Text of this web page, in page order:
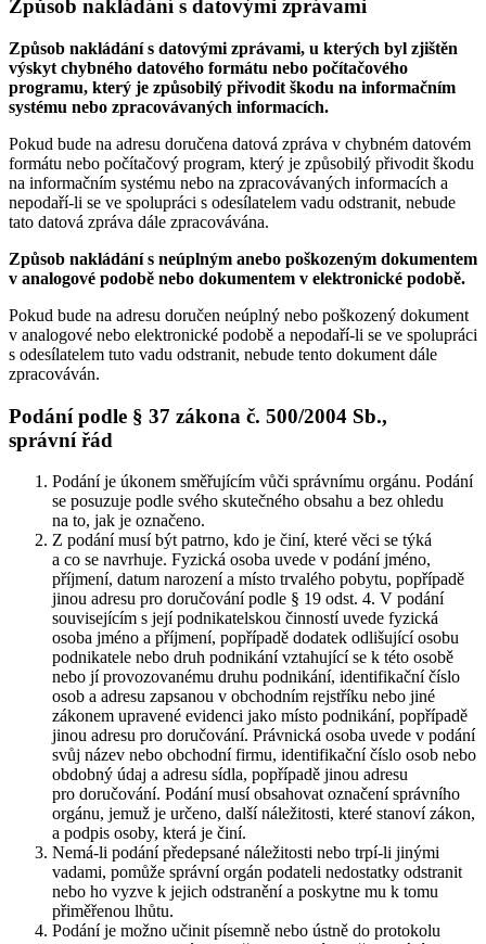
Způsob nakládání s datovými zprávami
Způsob nakládání s datovými zprávami, u kterých byl zjištěn
výskyt chybného datového formátu nebo počítačového
programu, který je způsobilý přivodit škodu na informačním
systému nebo zpracovávaných informacích.
Pokud bude na adresu doručena datová zpráva v chybném datovém
formátu nebo počítačový program, který je způsobilý přivodit škodu
na informačním systému nebo na zpracovávaných informacích a
nepodaří-li se ve spolupráci s odesílatelem vadu odstranit, nebude
tato datová zpráva dále zpracovávána.
Způsob nakládání s neúplným anebo poškozeným dokumentem
v analogové podobě nebo dokumentem v elektronické podobě.
Pokud bude na adresu doručen neúplný nebo poškozený dokument
v analogové nebo elektronické podobě a nepodaří-li se ve spolupráci
s odesílatelem tuto vadu odstranit, nebude tento dokument dále
zpracováván.
Podání podle § 37 zákona č. 500/2004 Sb.,
správní řád
Podání je úkonem směřujícím vůči správnímu orgánu. Podání
se posuzuje podle svého skutečného obsahu a bez ohledu
na to, jak je označeno.
Z podání musí být patrno, kdo je činí, které věci se týká
a co se navrhuje. Fyzická osoba uvede v podání jméno,
příjmení, datum narození a místo trvalého pobytu, popřípadě
jinou adresu pro doručování podle § 19 odst. 4. V podání
souvisejícím s její podnikatelskou činností uvede fyzická
osoba jméno a příjmení, popřípadě dodatek odlišující osobu
podnikatele nebo druh podnikání vztahující se k této osobě
nebo jí provozovanému druhu podnikání, identifikační číslo
osob a adresu zapsanou v obchodním rejstříku nebo jiné
zákonem upravené evidenci jako místo podnikání, popřípadě
jinou adresu pro doručování. Právnická osoba uvede v podání
svůj název nebo obchodní firmu, identifikační číslo osob nebo
obdobný údaj a adresu sídla, popřípadě jinou adresu
pro doručování. Podání musí obsahovat označení správního
orgánu, jemuž je určeno, další náležitosti, které stanoví zákon,
a podpis osoby, která je činí.
Nemá-li podání předepsané náležitosti nebo trpí-li jinými
vadami, pomůže správní orgán podateli nedostatky odstranit
nebo ho vyzve k jejich odstranění a poskytne mu k tomu
přiměřenou lhůtu.
Podání je možno učinit písemně nebo ústně do protokolu